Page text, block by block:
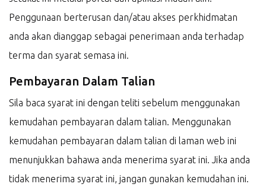
Penggunaan berterusan dan/atau akses perkhidmatan
anda akan dianggap sebagai penerimaan anda terhadap
terma dan syarat semasa ini.
Pembayaran Dalam Talian
Sila baca syarat ini dengan teliti sebelum menggunakan
kemudahan pembayaran dalam talian. Menggunakan
kemudahan pembayaran dalam talian di laman web ini
menunjukkan bahawa anda menerima syarat ini. Jika anda
tidak menerima syarat ini, jangan gunakan kemudahan ini.